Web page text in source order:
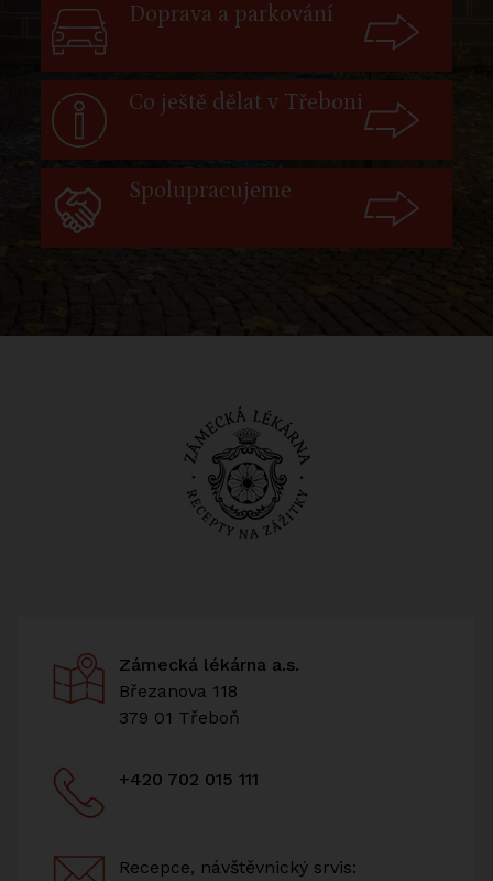
Doprava a parkování
Co ještě dělat v Třeboni
Spolupracujeme
Zámecká lékárna a.s.
Březanova 118
379 01 Třeboň
+420 702 015 111
Recepce, návštěvnický srvis: